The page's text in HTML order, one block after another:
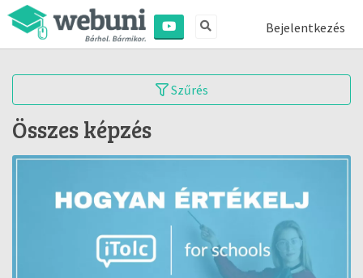
Bejelentkezés
Szűrés
Összes képzés